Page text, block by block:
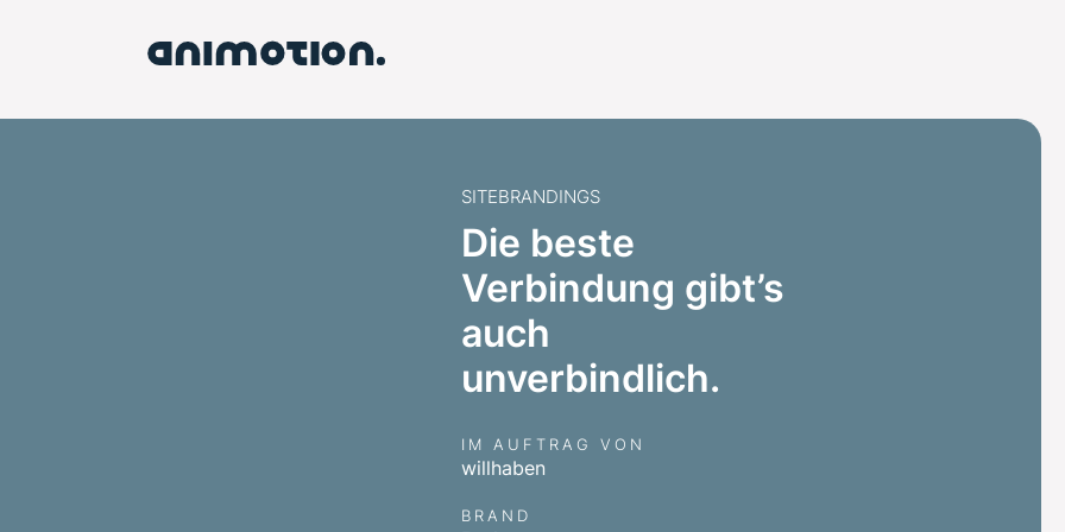
SITEBRANDINGS
Die beste
Verbindung gibt’s
auch
unverbindlich.
IM AUFTRAG VON
willhaben
BRAND